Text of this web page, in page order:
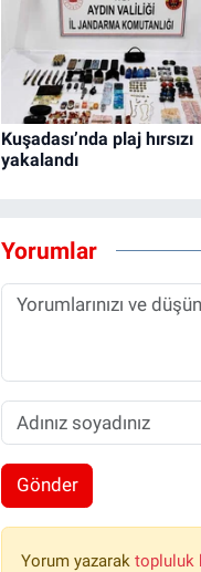
Kuşadası’nda plaj hırsızı
yakalandı
Yorumlar
Gönder
Yorum yazarak topluluk